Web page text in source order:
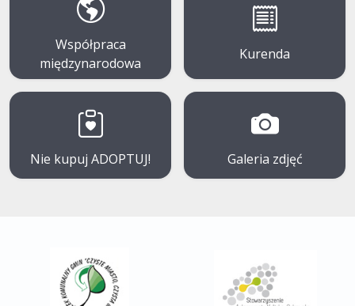
Współpraca
międzynarodowa
Kurenda
Nie kupuj ADOPTUJ! Galeria zdjęć